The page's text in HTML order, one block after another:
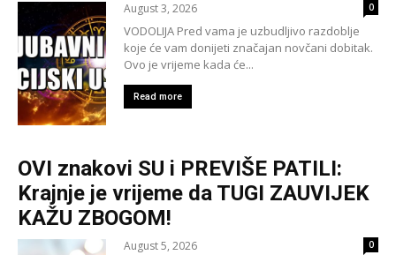
August 3, 2026 0
VODOLIJA Pred vama je uzbudljivo razdoblje
koje će vam donijeti značajan novčani dobitak.
Ovo je vrijeme kada će...
Read more
OVI znakovi SU i PREVIŠE PATILI:
Krajnje je vrijeme da TUGI ZAUVIJEK
KAŽU ZBOGOM!
August 5, 2026 0